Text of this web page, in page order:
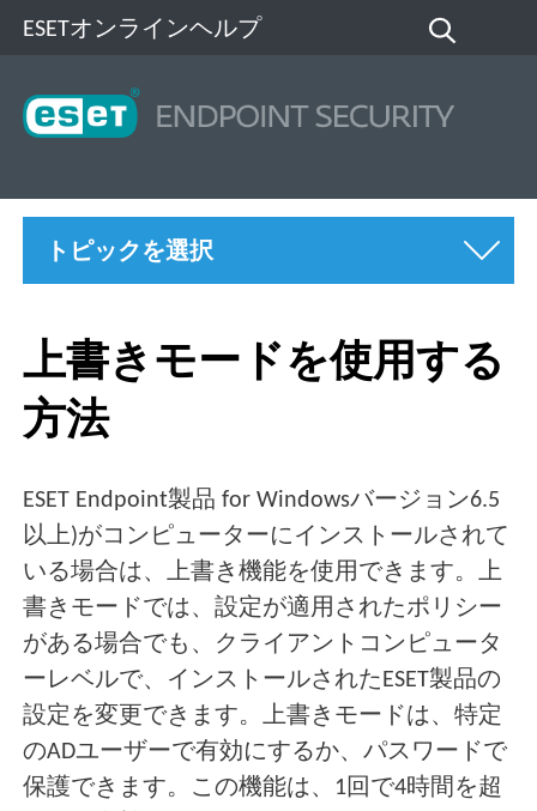
ESETオンラインヘルプ
トピックを選択
上書きモードを使用する
方法
ESET Endpoint製品 for Windowsバージョン6.5
以上)がコンピューターにインストールされて
いる場合は、上書き機能を使用できます。上
書きモードでは、設定が適用されたポリシー
がある場合でも、クライアントコンピュータ
ーレベルで、インストールされたESET製品の
設定を変更できます。上書きモードは、特定
のADユーザーで有効にするか、パスワードで
保護できます。この機能は、1回で4時間を超